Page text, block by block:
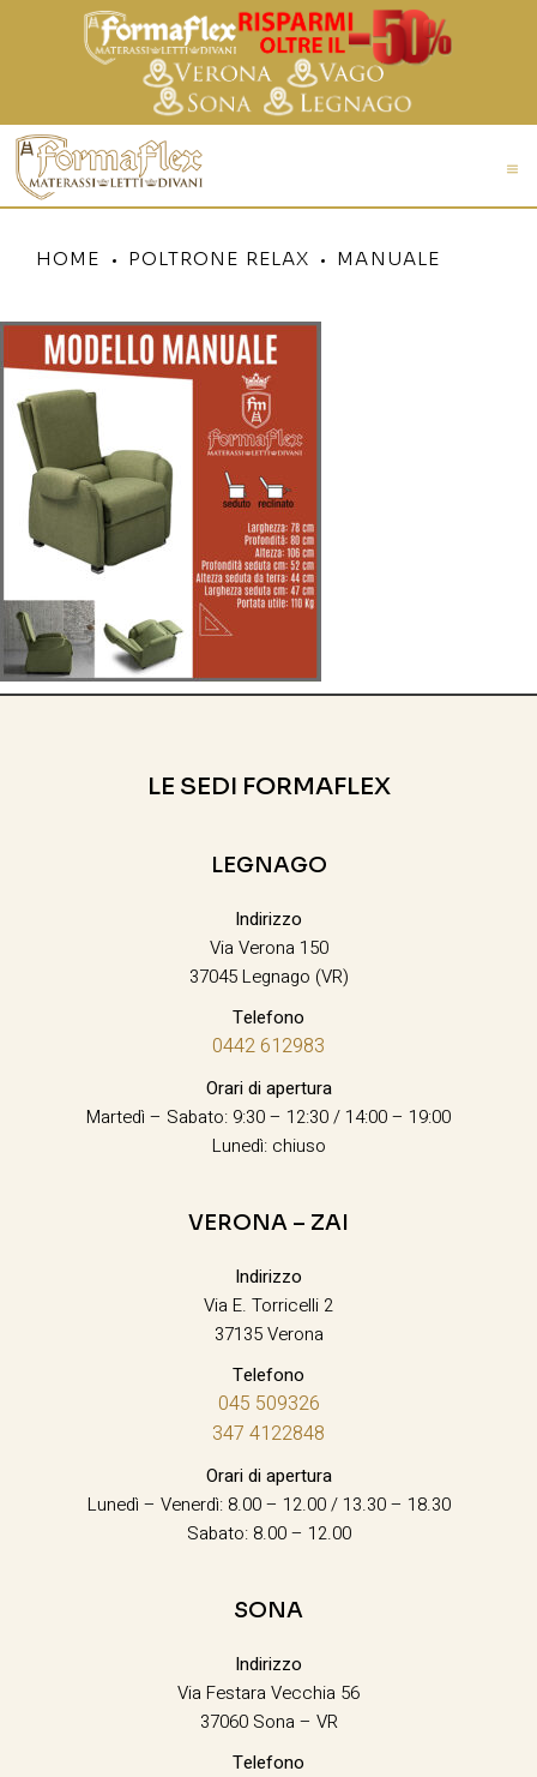
HOME POLTRONE RELAX MANUALE
LE SEDI FORMAFLEX
LEGNAGO
Indirizzo
Via Verona 150
37045 Legnago (VR)
Telefono
0442 612983
Orari di apertura
Martedì – Sabato: 9:30 – 12:30 / 14:00 – 19:00
Lunedì: chiuso
VERONA – ZAI
Indirizzo
Via E. Torricelli 2
37135 Verona
Telefono
045 509326
347 4122848
Orari di apertura
Lunedì – Venerdì: 8.00 – 12.00 / 13.30 – 18.30
Sabato: 8.00 – 12.00
SONA
Indirizzo
Via Festara Vecchia 56
37060 Sona – VR
Telefono